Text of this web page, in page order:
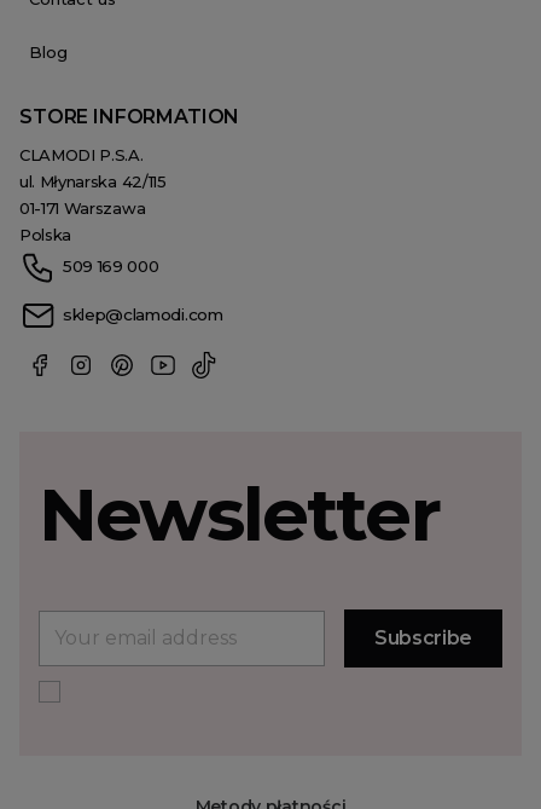
Blog
STORE INFORMATION
CLAMODI P.S.A.
ul. Młynarska 42/115
01-171 Warszawa
Polska
509 169 000
sklep@clamodi.com
Newsletter